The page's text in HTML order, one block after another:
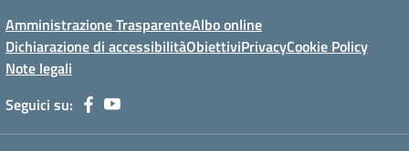
Amministrazione TrasparenteAlbo online
Dichiarazione di accessibilitàObiettiviPrivacyCookie Policy
Note legali
Seguici su: